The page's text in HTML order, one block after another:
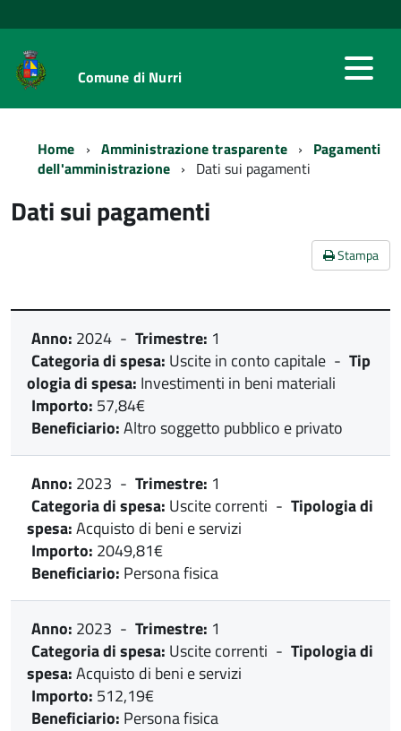
Comune di Nurri
Home Amministrazione trasparente
Pagamenti
dell'amministrazione
Dati sui pagamenti
Dati sui pagamenti
Stampa
Anno: 2024 - Trimestre: 1
Categoria di spesa: Uscite in conto capitale - Tip
ologia di spesa: Investimenti in beni materiali
Importo: 57,84€
Beneficiario:Altro soggetto pubblico e privato
Anno: 2023 - Trimestre: 1
Categoria di spesa: Uscite correnti - Tipologia di
spesa:Acquisto di beni e servizi
Importo: 2049,81€
Beneficiario: Persona fisica
Anno: 2023 - Trimestre: 1
Categoria di spesa: Uscite correnti - Tipologia di
spesa:Acquisto di beni e servizi
Importo: 512,19€
Beneficiario: Persona fisica